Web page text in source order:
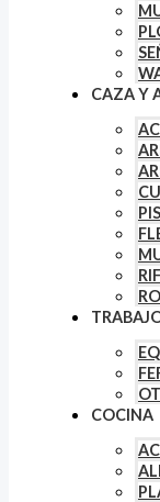
CAZA Y
COCINA